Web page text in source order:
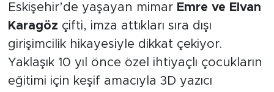
Eskişehir’de yaşayan mimar Emre ve Elvan
Karagöz çifti, imza attıkları sıra dışı
girişimcilik hikayesiyle dikkat çekiyor.
Yaklaşık 10 yıl önce özel ihtiyaçlı çocukların
eğitimi için keşif amacıyla 3D yazıcı